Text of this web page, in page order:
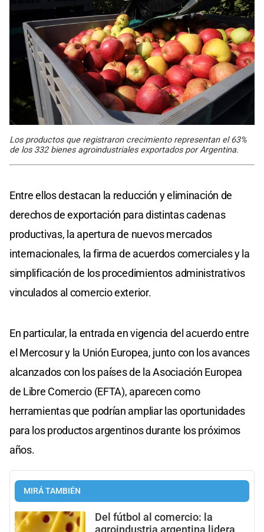
Los productos que registraron crecimiento representan el 63%
de los 332 bienes agroindustriales exportados por Argentina.
Entre ellos destacan la reducción y eliminación de
derechos de exportación para distintas cadenas
productivas, la apertura de nuevos mercados
internacionales, la firma de acuerdos comerciales y la
simplificación de los procedimientos administrativos
vinculados al comercio exterior.
En particular, la entrada en vigencia del acuerdo entre
el Mercosur y la Unión Europea, junto con los avances
alcanzados con los países de la Asociación Europea
de Libre Comercio (EFTA), aparecen como
herramientas que podrían ampliar las oportunidades
para los productos argentinos durante los próximos
años.
MIRÁ TAMBIÉN
Del fútbol al comercio: la
agroindustria argentina lidera